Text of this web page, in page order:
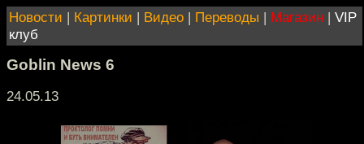
Новости | Картинки | Видео | Переводы | Магазин | VIP
клуб
Goblin News 6
24.05.13